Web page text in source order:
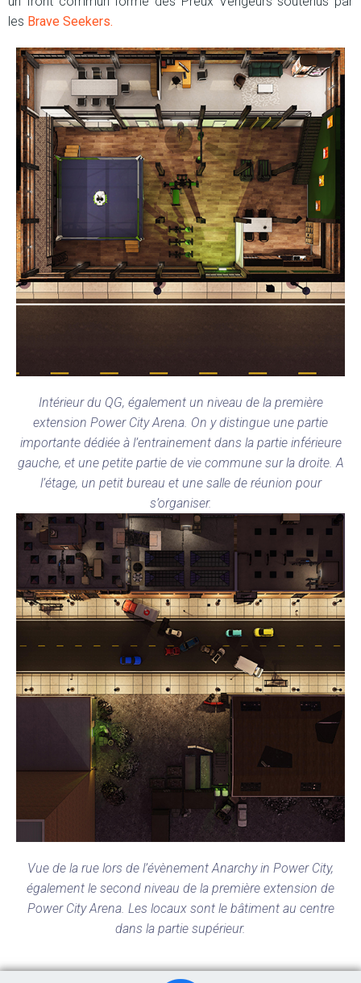
les Brave Seekers.
Intérieur du QG, également un niveau de la première
extension Power City Arena. On y distingue une partie
importante dédiée à l’entrainement dans la partie inférieure
gauche, et une petite partie de vie commune sur la droite. A
l’étage, un petit bureau et une salle de réunion pour
s’organiser.
Vue de la rue lors de l’évènement Anarchy in Power City,
également le second niveau de la première extension de
Power City Arena. Les locaux sont le bâtiment au centre
dans la partie supérieur.